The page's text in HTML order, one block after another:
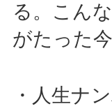
る。こん
がたった
・人生ナ